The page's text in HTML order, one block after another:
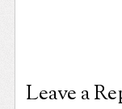
Leave a